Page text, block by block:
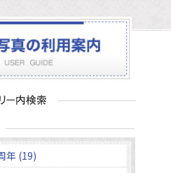
年 (19)